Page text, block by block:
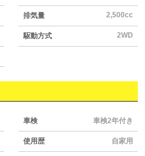
排気量 2,500cc
駆動方式 2WD
車検 車検2年付き
使用歴 自家用